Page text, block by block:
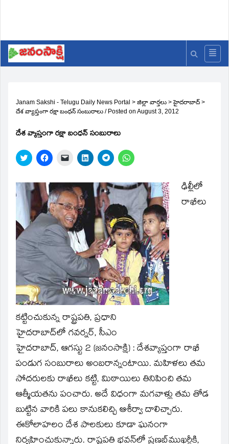
Janam Sakshi - Telugu Daily News Portal > జిల్లా వార్తలు >హైదరాబాద్ >
దేశ వ్యాప్తంగా రక్షా బంధన్‌ సంబురాలు / Posted on August 3, 2012
దేశ వ్యాప్తంగా రక్షా బంధన్‌ సంబురాలు
Click
to
Twitter
(Opens
in
window)
Click
to
Facebook
(Opens
in
new
window)
Click
link
to
a
friend
(Opens
in
new
window)
Click
to
LinkedIn
(Opens
in
new
window)
Click
to
Telegram
(Opens
in
new
window)
Click
to
WhatsApp
(Opens
in
new
window)
ఢిల్లీలో
రాఖీలు
కట్టించుకున్న రాష్ట్రపతి, ప్రధాని
హైదరాబాద్‌లో గవర్నర్‌, సీఎం
హైదరాబాద్‌, ఆగస్టు 2 (జనంసాక్షి) : దేశవ్యాప్తంగా రాఖీ
పండుగ సంబురాలు అంబరాన్నంటాయి. మహిళలు తమ
సోదరులకు రాఖీలు కట్టి, మిఠాయిలు తినిపించి తమ
ఆత్మీయతను పంచారు. అదే విధంగా మగవాళ్లు తమ తోడ
బుట్టిన వారికి పలు కానుకలిచ్చి ఆశీర్వా దాలిచ్చారు.
ఈకోలాహలం దేశ పాలకులు కూడా ఘనంగా
నిర్వహించుకున్నారు. రాష్ట్రపతి భవన్‌లో ప్రణబ్‌ముఖర్జీకి,